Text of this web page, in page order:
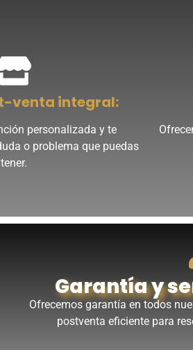
venta integral:
personalizada y te
o problema que puedas
tener.
Garantía y
Ofrecemos garantía en todos
postventa eficiente para